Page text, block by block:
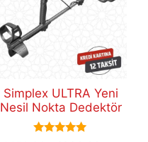
Simplex ULTRA Yeni
Nesil Nokta Dedektör